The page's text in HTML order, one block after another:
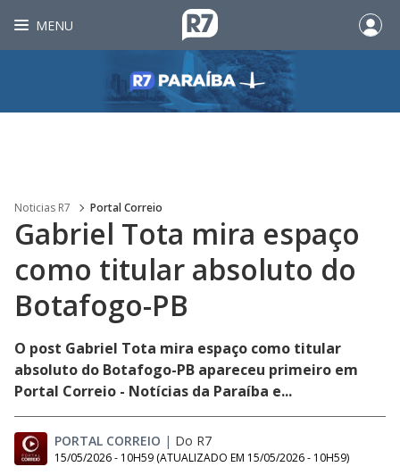
MENU
Noticias R7 Portal Correio
Gabriel Tota mira espaço
como titular absoluto do
Botafogo-PB
O post Gabriel Tota mira espaço como titular
absoluto do Botafogo-PB apareceu primeiro em
Portal Correio - Notícias da Paraíba e...
PORTAL CORREIO | Do R7
15/05/2026 - 10H59 (ATUALIZADO EM 15/05/2026 - 10H59)